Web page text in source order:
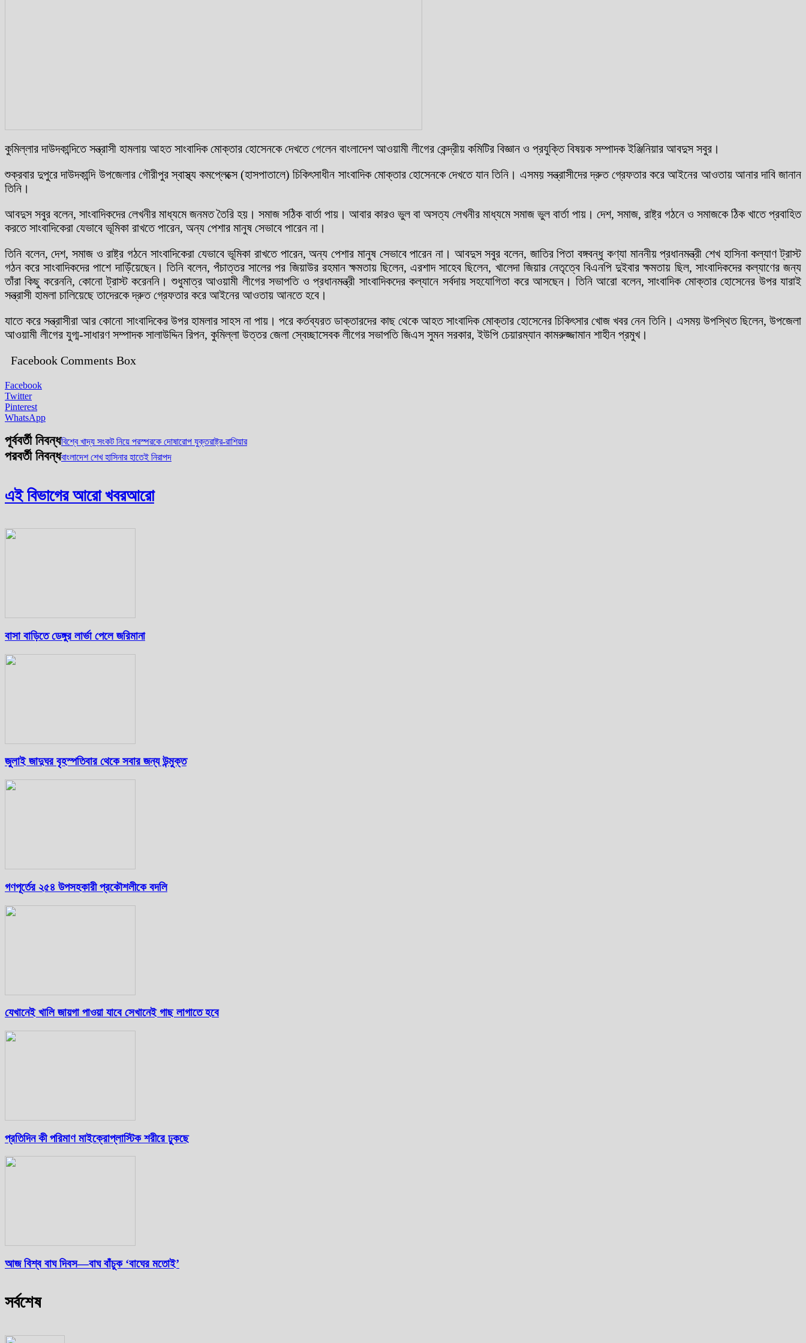
কুমিল্লার দাউদকান্দিতে সন্ত্রাসী হামলায় আহত সাংবাদিক মোক্তার হোসেনকে দেখতে গেলেন বাংলাদেশ আওয়ামী লীগের কেন্দ্রীয় কমিটির বিজ্ঞান ও প্রযুক্তি বিষয়ক সম্পাদক ইঞ্জিনিয়ার আবদুস সবুর।
শুক্রবার দুপুরে দাউদকান্দি উপজেলার গৌরীপুর স্বাস্থ্য কমপ্লেক্সে (হাসপাতালে) চিকিৎসাধীন সাংবাদিক মোক্তার হোসেনকে দেখতে যান তিনি। এসময় সন্ত্রাসীদের দ্রুত গ্রেফতার করে আইনের আওতায় আনার দাবি জানান
তিনি।
আবদুস সবুর বলেন, সাংবাদিকদের লেখনীর মাধ্যমে জনমত তৈরি হয়। সমাজ সঠিক বার্তা পায়। আবার কারও ভুল বা অসত্য লেখনীর মাধ্যমে সমাজ ভুল বার্তা পায়। দেশ, সমাজ, রাষ্ট্র গঠনে ও সমাজকে ঠিক খাতে প্রবাহিত
করতে সাংবাদিকেরা যেভাবে ভূমিকা রাখতে পারেন, অন্য পেশার মানুষ সেভাবে পারেন না।
তিনি বলেন, দেশ, সমাজ ও রাষ্ট্র গঠনে সাংবাদিকেরা যেভাবে ভূমিকা রাখতে পারেন, অন্য পেশার মানুষ সেভাবে পারেন না। আবদুস সবুর বলেন, জাতির পিতা বঙ্গবন্ধু কণ্যা মাননীয় প্রধানমন্ত্রী শেখ হাসিনা কল্যাণ ট্রাস্ট
গঠন করে সাংবাদিকদের পাশে দাড়িঁয়েছেন। তিনি বলেন, পঁচাত্তর সালের পর জিয়াউর রহমান ক্ষমতায় ছিলেন, এরশাদ সাহেব ছিলেন, খালেদা জিয়ার নেতৃত্বে বিএনপি দুইবার ক্ষমতায় ছিল, সাংবাদিকদের কল্যাণের জন্য
তাঁরা কিছু করেননি, কোনো ট্রাস্ট করেননি। শুধুমাত্র আওয়ামী লীগের সভাপতি ও প্রধানমন্ত্রী সাংবাদিকদের কল্যানে সর্বদায় সহযোগিতা করে আসছেন। তিনি আরো বলেন, সাংবাদিক মোক্তার হোসেনের উপর যারাই
সন্ত্রাসী হামলা চালিয়েছে তাদেরকে দ্রুত গ্রেফতার করে আইনের আওতায় আনতে হবে।
যাতে করে সন্ত্রাসীরা আর কোনো সাংবাদিকের উপর হামলার সাহস না পায়। পরে কর্তব্যরত ডাক্তারদের কাছ থেকে আহত সাংবাদিক মোক্তার হোসেনের চিকিৎসার খোজ খবর নেন তিনি। এসময় উপস্থিত ছিলেন, উপজেলা
আওয়ামী লীগের যুগ্ম-সাধারণ সম্পাদক সালাউদ্দিন রিপন, কুমিল্লা উত্তর জেলা স্বেচ্ছাসেবক লীগের সভাপতি জিএস সুমন সরকার, ইউপি চেয়ারম্যান কামরুজ্জামান শাহীন প্রমুখ।
Facebook Comments Box
Facebook
Twitter
Pinterest
WhatsApp
পূর্ববর্তী নিবন্ধবিশ্বে খাদ্য সংকট নিয়ে পরস্পরকে দোষারোপ যুক্তরাষ্ট্র-রাশিয়ার
পরবর্তী নিবন্ধবাংলাদেশ শেখ হাসিনার হাতেই নিরাপদ
এই বিভাগের আরো খবরআরো
বাসা বাড়িতে ডেঙ্গুর লার্ভা পেলে জরিমানা
জুলাই জাদুঘর বৃহস্পতিবার থেকে সবার জন্য উন্মুক্ত
গণপূর্তের ২৫৪ উপসহকারী প্রকৌশলীকে বদলি
যেখানেই খালি জায়গা পাওয়া যাবে সেখানেই গাছ লাগাতে হবে
প্রতিদিন কী পরিমাণ মাইক্রোপ্লাস্টিক শরীরে ঢুকছে
আজ বিশ্ব বাঘ দিবস—বাঘ বাঁচুক ‘বাঘের মতোই’
সর্বশেষ